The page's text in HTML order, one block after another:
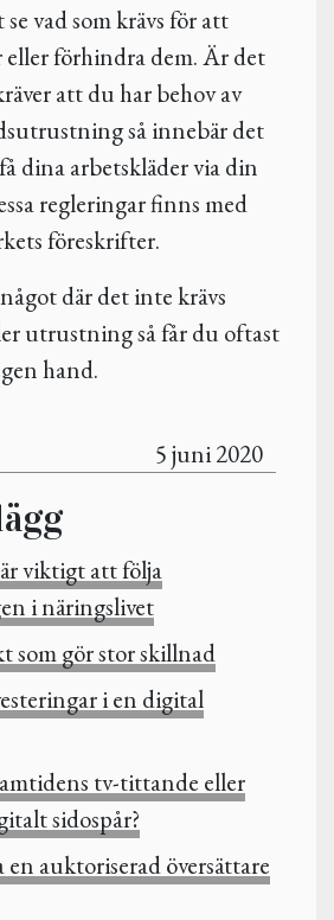
vad som krävs för att
förhindra dem. Är det
att du har behov av
så innebär det
dina arbetskläder via din
regleringar finns med
föreskrifter.
där det inte krävs
utrustning så får du oftast
hand.
5 juni 2020
viktigt att följa
i näringslivet
som gör stor skillnad
i en digital
tv-tittande eller
sidospår?
en auktoriserad översättare